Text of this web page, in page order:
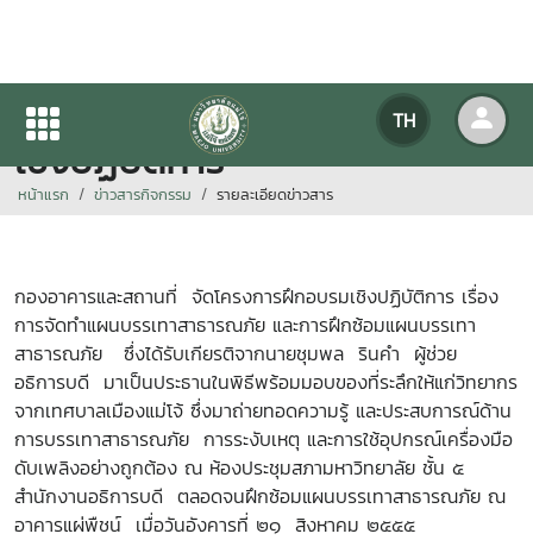
TH
กองอาคารและสถานที่ จัดอบรม
เชิงปฏิบัติการ
หน้าแรก ข่าวสารกิจกรรม รายละเอียดข่าวสาร
กองอาคารและสถานที่ จัดโครงการฝึกอบรมเชิงปฏิบัติการ เรื่อง
การจัดทำแผนบรรเทาสาธารณภัย และการฝึกซ้อมแผนบรรเทา
สาธารณภัย ซึ่งได้รับเกียรติจากนายชุมพล รินคำ ผู้ช่วย
อธิการบดี มาเป็นประธานในพิธีพร้อมมอบของที่ระลึกให้แก่วิทยากร
จากเทศบาลเมืองแม่โจ้ ซึ่งมาถ่ายทอดความรู้ และประสบการณ์ด้าน
การบรรเทาสาธารณภัย การระงับเหตุ และการใช้อุปกรณ์เครื่องมือ
ดับเพลิงอย่างถูกต้อง ณ ห้องประชุมสภามหาวิทยาลัย ชั้น ๕
สำนักงานอธิการบดี ตลอดจนฝึกซ้อมแผนบรรเทาสาธารณภัย ณ
อาคารแผ่พืชน์ เมื่อวันอังคารที่ ๒๑ สิงหาคม ๒๕๕๕